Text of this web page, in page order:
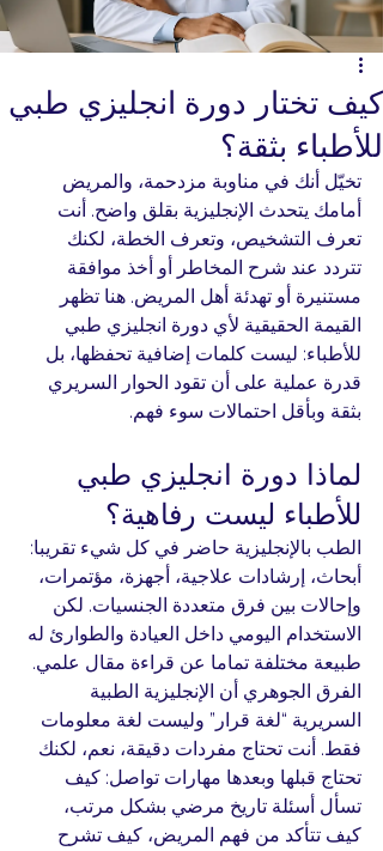
كيف تختار دورة انجليزي طبي
للأطباء بثقة؟
تخيّل أنك في مناوبة مزدحمة، والمريض
أمامك يتحدث الإنجليزية بقلق واضح. أنت
تعرف التشخيص، وتعرف الخطة، لكنك
تتردد عند شرح المخاطر أو أخذ موافقة
مستنيرة أو تهدئة أهل المريض. هنا تظهر
القيمة الحقيقية لأي دورة انجليزي طبي
للأطباء: ليست كلمات إضافية تحفظها، بل
قدرة عملية على أن تقود الحوار السريري
بثقة وبأقل احتمالات سوء فهم.
لماذا دورة انجليزي طبي
للأطباء ليست رفاهية؟
الطب بالإنجليزية حاضر في كل شيء تقريبا:
أبحاث، إرشادات علاجية، أجهزة، مؤتمرات،
وإحالات بين فرق متعددة الجنسيات. لكن
الاستخدام اليومي داخل العيادة والطوارئ له
طبيعة مختلفة تماما عن قراءة مقال علمي.
الفرق الجوهري أن الإنجليزية الطبية
السريرية “لغة قرار” وليست لغة معلومات
فقط. أنت تحتاج مفردات دقيقة، نعم، لكنك
تحتاج قبلها وبعدها مهارات تواصل: كيف
تسأل أسئلة تاريخ مرضي بشكل مرتب،
كيف تتأكد من فهم المريض، كيف تشرح